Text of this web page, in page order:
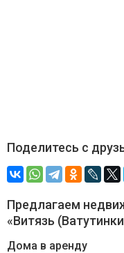
Поделитесь с
Предлагаем
«Витязь
Дома в аренду